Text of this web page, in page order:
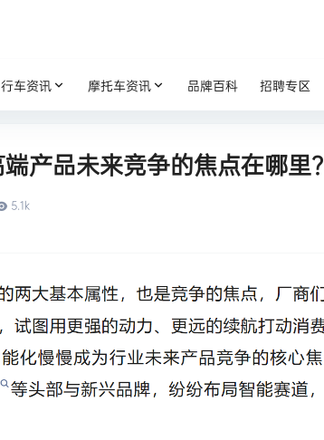
车资讯 摩托车资讯 品牌百科 招聘专区
产品未来竞争的焦点在哪里？
5.1k